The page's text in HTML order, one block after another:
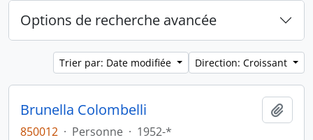
Options de recherche avancée
Trier par: Date modifiée Direction: Croissant
Brunella Colombelli
850012 · Personne · 1952-*